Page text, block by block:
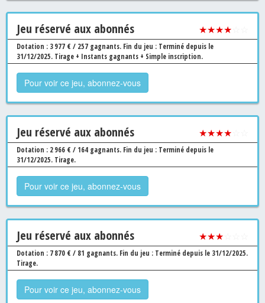
Jeu réservé aux abonnés ★★★★
Dotation : 3 977 € / 257 gagnants. Fin du jeu : Terminé depuis le
31/12/2025. Tirage + Instants gagnants + Simple inscription.
Pour voir ce jeu, abonnez-vous
Jeu réservé aux abonnés ★★★★
Dotation : 2 966 € / 164 gagnants. Fin du jeu : Terminé depuis le
31/12/2025. Tirage.
Pour voir ce jeu, abonnez-vous
Jeu réservé aux abonnés ★★★
Dotation : 7 870 € / 81 gagnants. Fin du jeu : Terminé depuis le 31/12/2025.
Tirage.
Pour voir ce jeu, abonnez-vous